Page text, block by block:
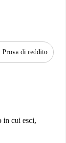
Prova di reddito
in cui esci,